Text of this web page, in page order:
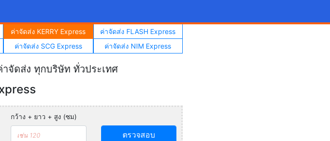
ค่าจัดส่ง KERRY Express
ค่าจัดส่ง FLASH Express
ค่าจัดส่ง SCG Express ค่าจัดส่ง NIM Express
าจัดส่ง ทุกบริษัท ทั่วประเทศ
กว้าง + ยาว + สูง (ซม)
ตรวจสอบ